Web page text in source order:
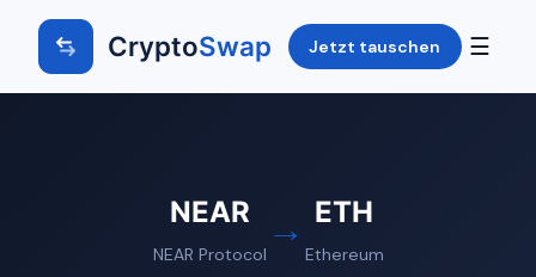
CryptoSwap Jetzt tauschen ☰
NEAR
NEAR Protocol
→ ETH
Ethereum